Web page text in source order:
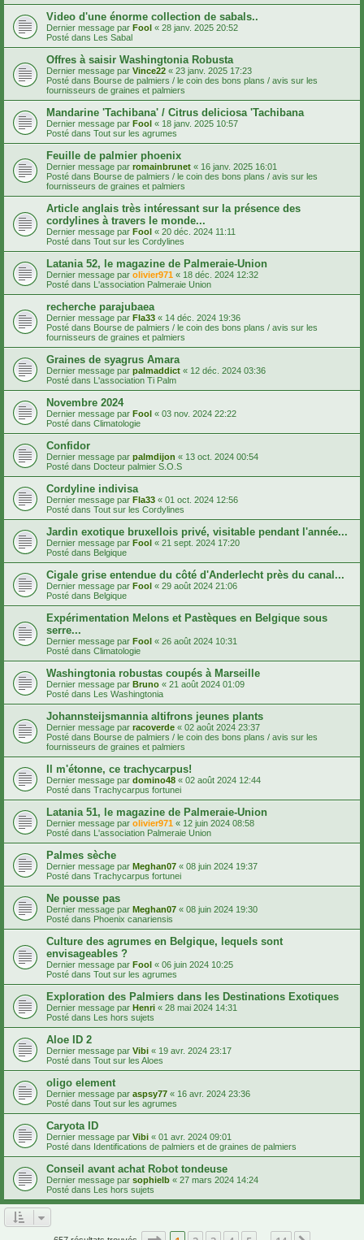
Video d'une énorme collection de sabals..
Dernier message par Fool « 28 janv. 2025 20:52
Posté dans Les Sabal
Offres à saisir Washingtonia Robusta
Dernier message par Vince22 « 23 janv. 2025 17:23
Posté dans Bourse de palmiers / le coin des bons plans / avis sur les
fournisseurs de graines et palmiers
Mandarine 'Tachibana' / Citrus deliciosa 'Tachibana
Dernier message par Fool « 18 janv. 2025 10:57
Posté dans Tout sur les agrumes
Feuille de palmier phoenix
Dernier message par romainbrunet « 16 janv. 2025 16:01
Posté dans Bourse de palmiers / le coin des bons plans / avis sur les
fournisseurs de graines et palmiers
Article anglais très intéressant sur la présence des
cordylines à travers le monde...
Dernier message par Fool « 20 déc. 2024 11:11
Posté dans Tout sur les Cordylines
Latania 52, le magazine de Palmeraie-Union
Dernier message par olivier971 « 18 déc. 2024 12:32
Posté dans L'association Palmeraie Union
recherche parajubaea
Dernier message par Fla33 « 14 déc. 2024 19:36
Posté dans Bourse de palmiers / le coin des bons plans / avis sur les
fournisseurs de graines et palmiers
Graines de syagrus Amara
Dernier message par palmaddict « 12 déc. 2024 03:36
Posté dans L'association Ti Palm
Novembre 2024
Dernier message par Fool « 03 nov. 2024 22:22
Posté dans Climatologie
Confidor
Dernier message par palmdijon « 13 oct. 2024 00:54
Posté dans Docteur palmier S.O.S
Cordyline indivisa
Dernier message par Fla33 « 01 oct. 2024 12:56
Posté dans Tout sur les Cordylines
Jardin exotique bruxellois privé, visitable pendant l'année...
Dernier message par Fool « 21 sept. 2024 17:20
Posté dans Belgique
Cigale grise entendue du côté d'Anderlecht près du canal...
Dernier message par Fool « 29 août 2024 21:06
Posté dans Belgique
Expérimentation Melons et Pastèques en Belgique sous
serre...
Dernier message par Fool « 26 août 2024 10:31
Posté dans Climatologie
Washingtonia robustas coupés à Marseille
Dernier message par Bruno « 21 août 2024 01:09
Posté dans Les Washingtonia
Johannsteijsmannia altifrons jeunes plants
Dernier message par racoverde « 02 août 2024 23:37
Posté dans Bourse de palmiers / le coin des bons plans / avis sur les
fournisseurs de graines et palmiers
Il m'étonne, ce trachycarpus!
Dernier message par domino48 « 02 août 2024 12:44
Posté dans Trachycarpus fortunei
Latania 51, le magazine de Palmeraie-Union
Dernier message par olivier971 « 12 juin 2024 08:58
Posté dans L'association Palmeraie Union
Palmes sèche
Dernier message par Meghan07 « 08 juin 2024 19:37
Posté dans Trachycarpus fortunei
Ne pousse pas
Dernier message par Meghan07 « 08 juin 2024 19:30
Posté dans Phoenix canariensis
Culture des agrumes en Belgique, lequels sont
envisageables ?
Dernier message par Fool « 06 juin 2024 10:25
Posté dans Tout sur les agrumes
Exploration des Palmiers dans les Destinations Exotiques
Dernier message par Henri « 28 mai 2024 14:31
Posté dans Les hors sujets
Aloe ID 2
Dernier message par Vibi « 19 avr. 2024 23:17
Posté dans Tout sur les Aloes
oligo element
Dernier message par aspsy77 « 16 avr. 2024 23:36
Posté dans Tout sur les agrumes
Caryota ID
Dernier message par Vibi « 01 avr. 2024 09:01
Posté dans Identifications de palmiers et de graines de palmiers
Conseil avant achat Robot tondeuse
Dernier message par sophielb « 27 mars 2024 14:24
Posté dans Les hors sujets